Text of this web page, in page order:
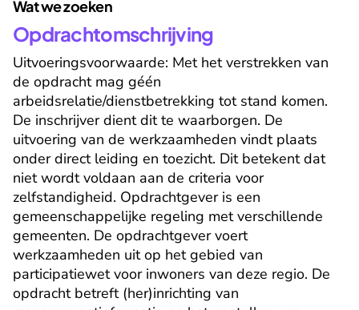
Wat we zoeken
Opdrachtomschrijving
Uitvoeringsvoorwaarde: Met het verstrekken van
de opdracht mag géén
arbeidsrelatie/dienstbetrekking tot stand komen.
De inschrijver dient dit te waarborgen. De
uitvoering van de werkzaamheden vindt plaats
onder direct leiding en toezicht. Dit betekent dat
niet wordt voldaan aan de criteria voor
zelfstandigheid. Opdrachtgever is een
gemeenschappelijke regeling met verschillende
gemeenten. De opdrachtgever voert
werkzaamheden uit op het gebied van
participatiewet voor inwoners van deze regio. De
opdracht betreft (her)inrichting van